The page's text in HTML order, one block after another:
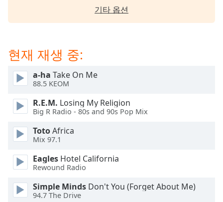
cancel
and
close
Text
Color
Opacity
Text
Background
기타 옵션
현재 재생 중:
a-ha Take On Me
88.5 KEOM
R.E.M. Losing My Religion
Big R Radio - 80s and 90s Pop Mix
TotoAfrica
Mix 97.1
Eagles Hotel California
Rewound Radio
Simple Minds Don't You (Forget About Me)
94.7 The Drive